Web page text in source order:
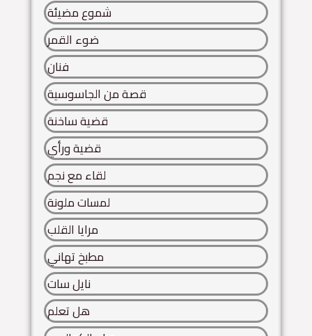
شموع مضيئة
ضوء القمر
فنان
قصة من الجاسوسية
قضية ساخنة
قضية ورأي
لقاء مع نجم
لمسات ملونة
مرايا القلب
مطبخ تهاني
نايل سات
هل تعلم